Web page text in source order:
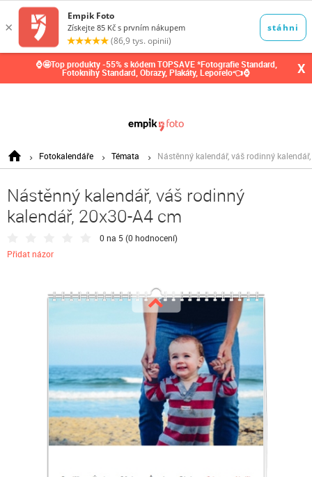
⌚🤩Top produkty -55% s kódem TOPSAVE *Fotografie Standard,
Fotoknihy Standard, Obrazy, Plakáty, Leporelo👈⌚ X
Fotokalendáře Témata Nástěnný kalendář, váš rodinný
Nástěnný kalendář, váš rodinný
kalendář, 20x30-A4 cm
0 na 5 (0 hodnocení)
Přidat názor